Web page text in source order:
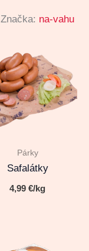
Značka: na-vahu
Párky
Safalátky
4,99€/kg